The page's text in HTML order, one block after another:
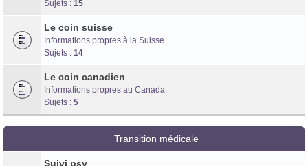
Sujets : 15
Le coin suisse
Informations propres à la Suisse
Sujets : 14
Le coin canadien
Informations propres au Canada
Sujets : 5
Transition médicale
Suivi psy